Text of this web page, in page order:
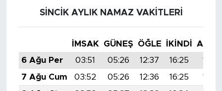
SINCIK AYLIK NAMAZ VAKITLERI
İMSAK GÜNEŞ ÖĞLE İKINDI
6 Ağu Per
03:51 05:26 12:37 16:25
19:38
7 Ağu Cum
03:52 05:26 12:36 16:25
19:36